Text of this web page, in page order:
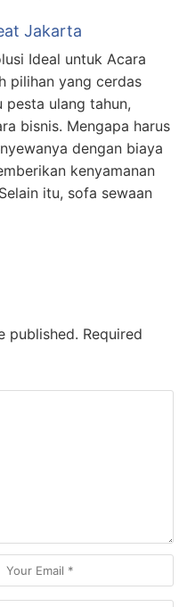
Jakarta
Ideal untuk Acara
pilihan yang cerdas
ulang tahun,
bisnis. Mengapa harus
dengan biaya
kenyamanan
itu, sofa sewaan
published. Required